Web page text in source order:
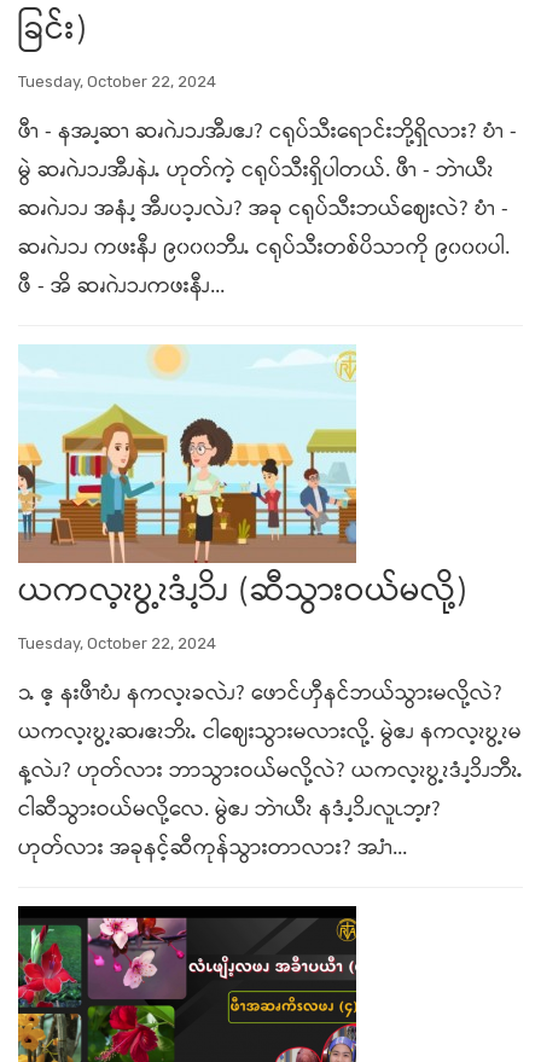
ခြင်း)
Tuesday, October 22, 2024
ဖီၫ - နအၪ့ဆၫ ဆၧဂဲၪၥၪအီၪဧၪ? ငရုပ်သီးရောင်းဘို့ရှိလား? ဎံၫ -
မွဲ ဆၧဂဲၪၥၪအီၪနဲၪႉ ဟုတ်ကဲ့ ငရုပ်သီးရှိပါတယ်. ဖီၫ - ဘဲၫယီၩ
ဆၧဂဲၪၥၪ အနံၪ့ အီၪပၥ့ၪလဲၪ? အခု ငရုပ်သီးဘယ်ဈေးလဲ? ဎံၫ -
ဆၧဂဲၪၥၪ ကဖးနီၪ ၉၀၀၀ဘီၪႉ ငရုပ်သီးတစ်ပိသာကို ၉၀၀၀ပါ.
ဖီ - အိ ဆၧဂဲၪၥၪကဖးနီၪ...
ယကလ့ၩဎွ့ၩဒံၪ့ၥိၪ (ဆီသွားဝယ်မလို့)
Tuesday, October 22, 2024
၁ႉ ဧ့ နးဖီၫဎံၪ နကလ့ၩခလဲၪ? ဖောင်ဟှီနင်ဘယ်သွားမလို့လဲ?
ယကလ့ၩဎွ့ၩဆၧဧၩဘိၩႉ ငါဈေးသွားမလားလို့. မွဲဧၪ နကလ့ၩဎွ့ၩမ
န့လဲၪ? ဟုတ်လား ဘာသွားဝယ်မလို့လဲ? ယကလ့ၩဎွ့ၩဒံၪ့ၥိၪဘီၩႉ
ငါဆီသွားဝယ်မလို့လေ. မွဲဧၪ ဘဲၫယီၩ နဒံၪ့ၥိၪလူၬဘ့ၭ?
ဟုတ်လား အခုနင့်ဆီကုန်သွားတာလား? အၨၫ...